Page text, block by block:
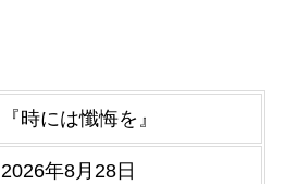
『時には懺悔を』
2026年8月28日